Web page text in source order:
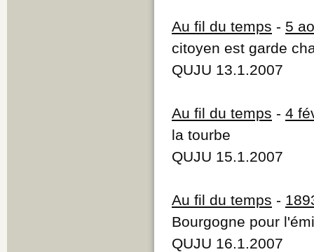
Au fil du temps - 5
citoyen est garde
QUJU 13.1.2007
Au fil du temps - 4
la tourbe
QUJU 15.1.2007
Au fil du temps -
Bourgogne pour
QUJU 16.1.2007